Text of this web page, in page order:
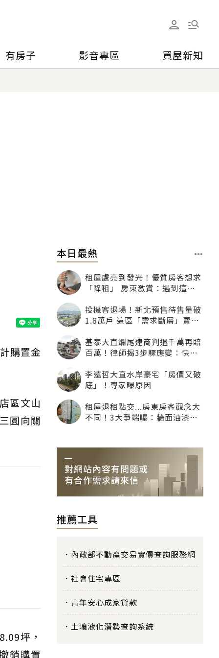
有房子 影音專區 買屋新知
購置金
區文山
圓向關
坪，
銷購置
本日最熱
租屋處亮到發光！優質房客想求
「降租」 房東激賞：遇到這種
投機客退場！新北預售待售量破
1.8萬戶 這區「需求斷層」賣壓
基泰大直爛尾建商判退千萬再賠
百萬！律師揭3步驟應變：快通
李遠哲大直水岸豪宅「房價又破
底」！專家曝原因
租屋退租點交...房東房客觀念大
不同！3大爭端曝：牆面油漆、
推薦工具
內政部不動產交易實價查詢服務網
社會住宅專區
青年安心成家貸款
土壤液化潛勢查詢系統